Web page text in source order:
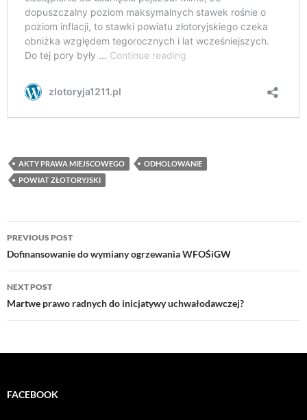
AKTY PRAWA MIEJSCOWEGO
ODHOLOWANIE
POWIAT ZŁOTORYJSKI
Post
navigation
PREVIOUS POST
Dofinansowanie do wymiany ogrzewania WFOŚiGW
NEXT POST
Martwe prawo radnych do inicjatywy uchwałodawczej?
FACEBOOK